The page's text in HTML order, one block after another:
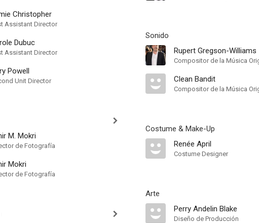
Christopher
Assistant Director
Dubuc
Assistant Director
Powell
Unit Director
M. Mokri
de Fotografía
Mokri
de Fotografía
Sonido
Rupert Gregson-Williams
Compositor de la Música
Clean Bandit
Compositor de la Música
Costume & Make-Up
Renée April
Costume Designer
Arte
Perry Andelin Blake
Diseño de Producción